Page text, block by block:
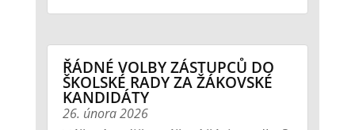
ŘÁDNÉ VOLBY ZÁSTUPCŮ DO
ŠKOLSKÉ RADY ZA ŽÁKOVSKÉ
KANDIDÁTY
26. února 2026